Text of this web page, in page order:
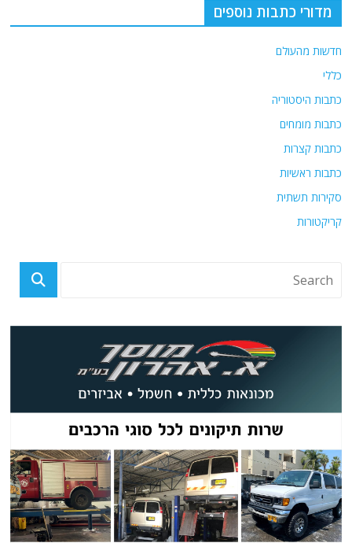
מדורי כתבות נוספים
חדשות מהעולם
כללי
כתבות היסטוריה
כתבות מומחים
כתבות קצרות
כתבות ראשיות
סקירות תשתית
קריקטורות